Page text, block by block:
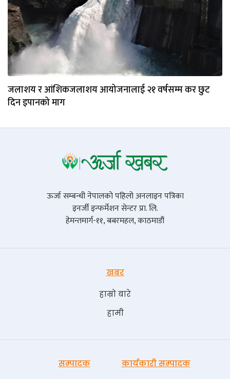
जलाशय र आंशिकजलाशय आयोजनालाई २१ वर्षसम्म कर छुट
दिन इपानको माग
ऊर्जा सम्बन्धी नेपालको पहिलो अनलाइन पत्रिका
इनर्जी इन्फर्मेशन सेन्टर प्रा. लि.
हेमन्तमार्ग-११, बबरमहल, काठमाडौं
खबर
हाम्रो बारे
हामी
सम्पादक
कार्यकारी सम्पादक